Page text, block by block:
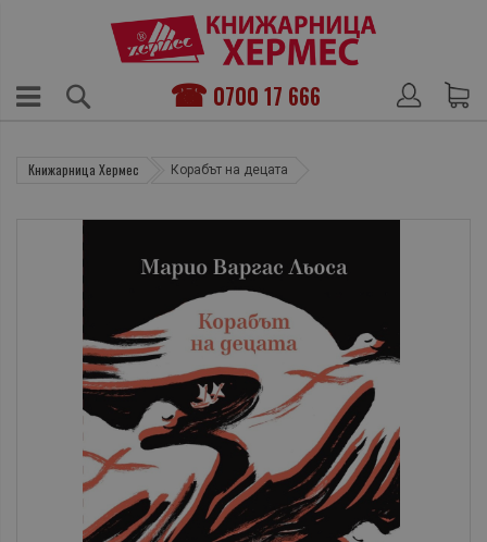
0700 17 666
Книжарница Хермес Корабът на децата